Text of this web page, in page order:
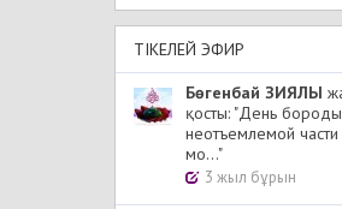
ТІКЕЛЕЙ ЭФИР
Бөгенбай ЗИЯЛЫ
қосты: "День
неотъемлемой
мо..."
3 жыл бұрын